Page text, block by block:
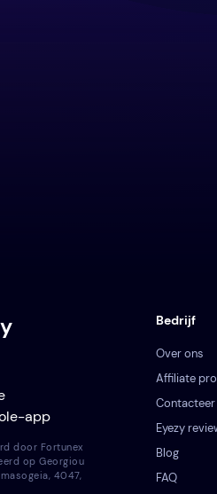
app
Bedrijf
Over ons
Affiliate
Contacteer
Eyezy
Blog
FAQ
door Fortunex
op Georgiou
4047,